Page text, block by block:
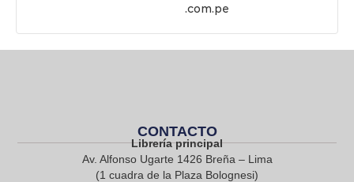
.com.pe
CONTACTO
Librería principal
Av. Alfonso Ugarte 1426 Breña – Lima
(1 cuadra de la Plaza Bolognesi)